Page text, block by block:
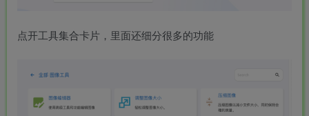
点开工具集合卡片，里面还细分很多的功能